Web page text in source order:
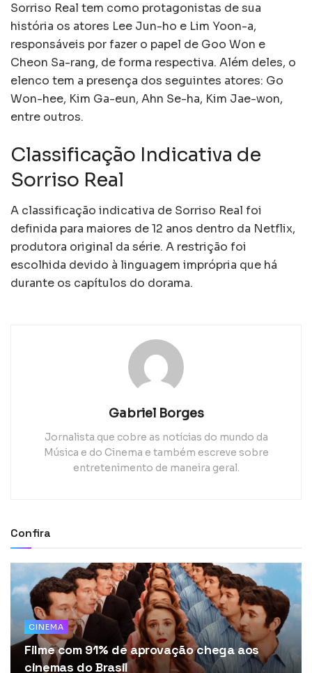
Sorriso Real tem como protagonistas de sua
história os atores Lee Jun-ho e Lim Yoon-a,
responsáveis por fazer o papel de Goo Won e
Cheon Sa-rang, de forma respectiva. Além deles, o
elenco tem a presença dos seguintes atores: Go
Won-hee, Kim Ga-eun, Ahn Se-ha, Kim Jae-won,
entre outros.
Classificação Indicativa de
Sorriso Real
A classificação indicativa de Sorriso Real foi
definida para maiores de 12 anos dentro da Netflix,
produtora original da série. A restrição foi
escolhida devido à linguagem imprópria que há
durante os capítulos do dorama.
Gabriel Borges
Jornalista que cobre as notícias do mundo da
Música e do Cinema e também escreve sobre
entretenimento de maneira geral.
Confira
CINEMA
Filme com 91% de aprovação chega aos
cinemas do Brasil